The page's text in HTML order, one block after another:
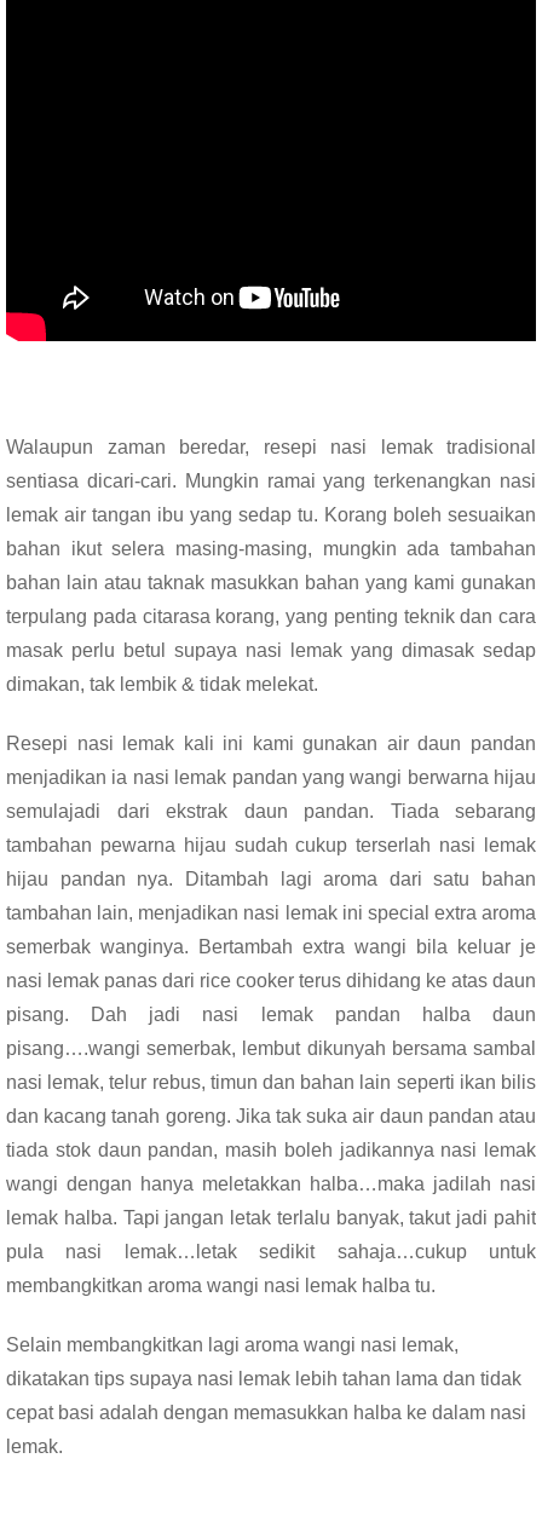
Walaupun zaman beredar, resepi nasi lemak tradisional
sentiasa dicari-cari. Mungkin ramai yang terkenangkan nasi
lemak air tangan ibu yang sedap tu. Korang boleh sesuaikan
bahan ikut selera masing-masing, mungkin ada tambahan
bahan lain atau taknak masukkan bahan yang kami gunakan
terpulang pada citarasa korang, yang penting teknik dan cara
masak perlu betul supaya nasi lemak yang dimasak sedap
dimakan, tak lembik & tidak melekat.
Resepi nasi lemak kali ini kami gunakan air daun pandan
menjadikan ia nasi lemak pandan yang wangi berwarna hijau
semulajadi dari ekstrak daun pandan. Tiada sebarang
tambahan pewarna hijau sudah cukup terserlah nasi lemak
hijau pandan nya. Ditambah lagi aroma dari satu bahan
tambahan lain, menjadikan nasi lemak ini special extra aroma
semerbak wanginya. Bertambah extra wangi bila keluar je
nasi lemak panas dari rice cooker terus dihidang ke atas daun
pisang. Dah jadi nasi lemak pandan halba daun
pisang….wangi semerbak, lembut dikunyah bersama sambal
nasi lemak, telur rebus, timun dan bahan lain seperti ikan bilis
dan kacang tanah goreng. Jika tak suka air daun pandan atau
tiada stok daun pandan, masih boleh jadikannya nasi lemak
wangi dengan hanya meletakkan halba…maka jadilah nasi
lemak halba. Tapi jangan letak terlalu banyak, takut jadi pahit
pula nasi lemak…letak sedikit sahaja…cukup untuk
membangkitkan aroma wangi nasi lemak halba tu.
Selain membangkitkan lagi aroma wangi nasi lemak,
dikatakan tips supaya nasi lemak lebih tahan lama dan tidak
cepat basi adalah dengan memasukkan halba ke dalam nasi
lemak.